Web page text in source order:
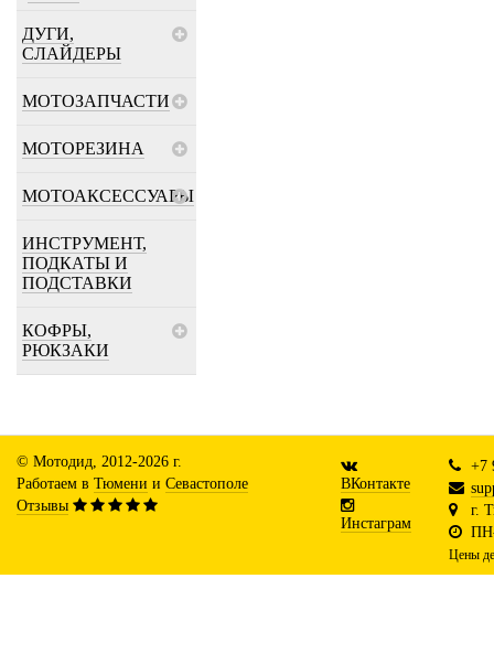
ДУГИ,
СЛАЙДЕРЫ
МОТОЗАПЧАСТИ
МОТОРЕЗИНА
МОТОАКСЕССУАРЫ
ИНСТРУМЕНТ,
ПОДКАТЫ И
ПОДСТАВКИ
КОФРЫ,
РЮКЗАКИ
© Мотодид, 2012-2026 г.
Работаем в Тюмени и Севастополе
Отзывы
ВКонтакте
Инстаграм
+7
г.
Цены